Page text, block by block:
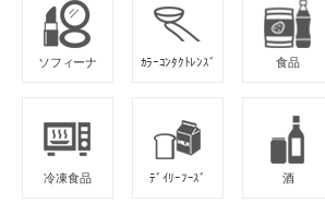
ソフィーナ ｶﾗｰｺﾝﾀｸﾄﾚﾝｽﾞ 食品
冷凍食品 ﾃﾞｲﾘｰﾌｰｽﾞ 酒